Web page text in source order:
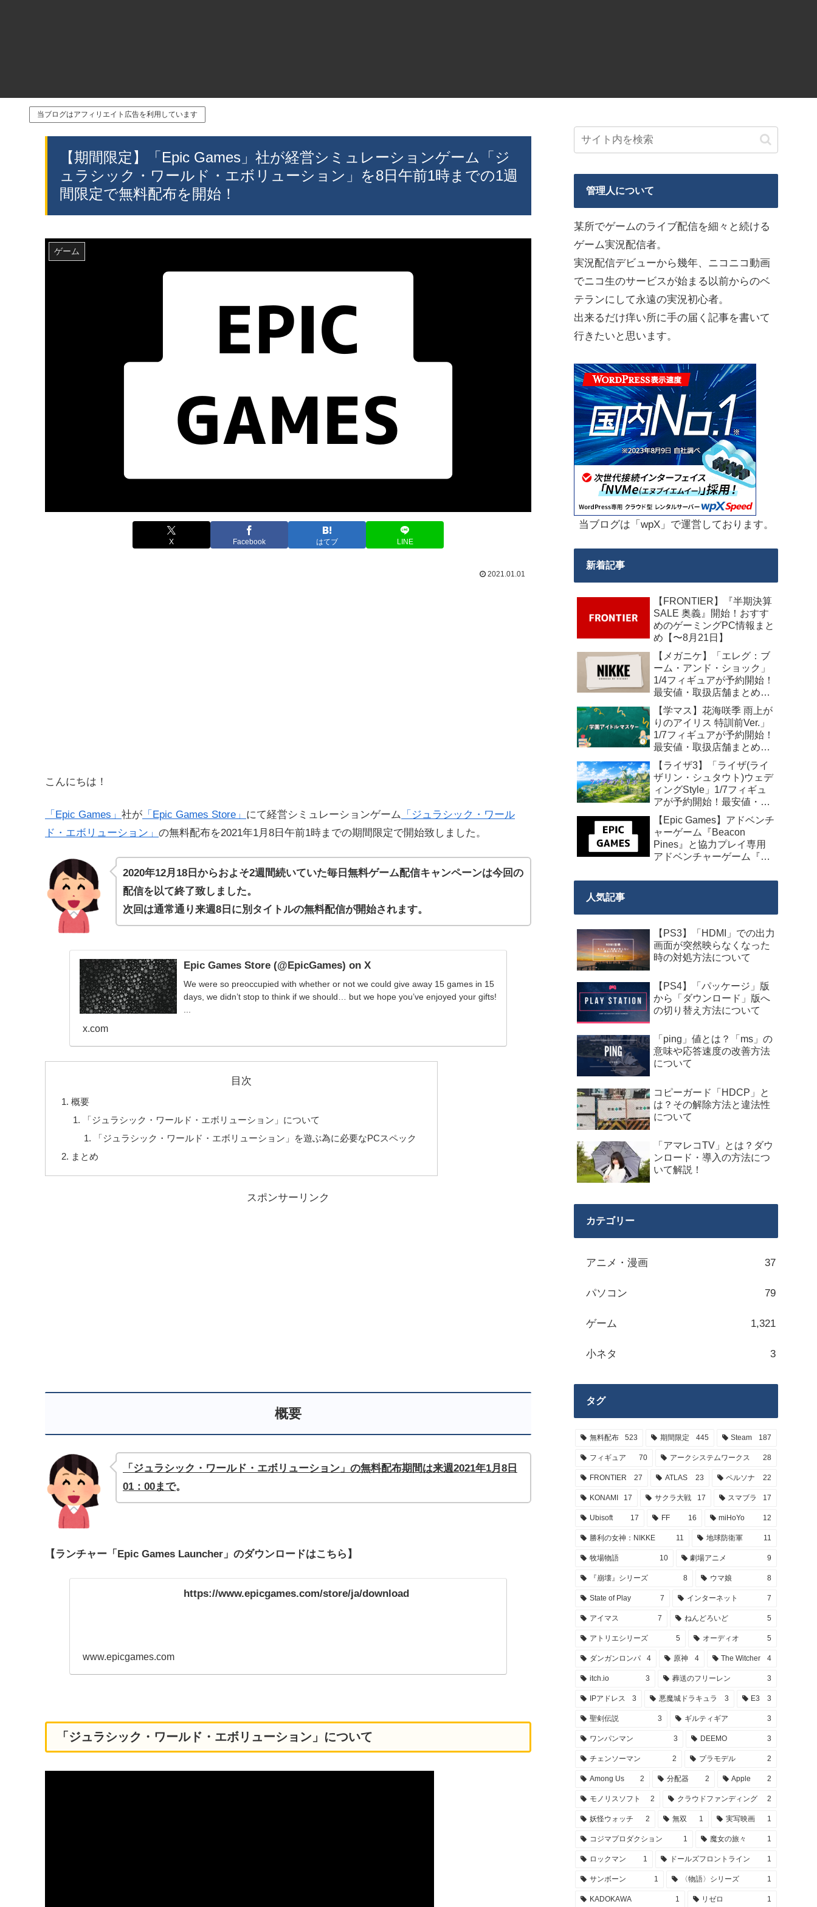
当ブログはアフィリエイト広告を利用しています
【期間限定】「Epic Games」社が経営シミュレーションゲーム「ジ
ュラシック・ワールド・エボリューション」を8日午前1時までの1週
間限定で無料配布を開始！
ゲーム
X Facebook はてブ LINE
2021.01.01
こんにちは！
「Epic Games」 社が 「Epic Games Store」 にて経営シミュレーションゲーム 「ジュラシック・ワール
ド・エボリューション」 の無料配布を2021年1月8日午前1時までの期間限定で開始致しました。
2020年12月18日からおよそ2週間続いていた毎日無料ゲーム配信キャンペーンは今回の
配信を以て終了致しました。
次回は通常通り来週8日に別タイトルの無料配信が開始されます。
Epic Games Store (@EpicGames) on X
We were so preoccupied with whether or not we could give away 15 games in 15
days, we didn’t stop to think if we should… but we hope you’ve enjoyed your gifts!
...
x.com
目次
概要
「ジュラシック・ワールド・エボリューション」について
「ジュラシック・ワールド・エボリューション」を遊ぶ為に必要なPCスペック
まとめ
スポンサーリンク
概要
「ジュラシック・ワールド・エボリューション」の無料配布期間は来週2021年1月8 日
01 ：00まで。
【ランチャー「Epic Games Launcher」のダウンロードはこちら】
https://www.epicgames.com/store/ja/download
www.epicgames.com
「ジュラシック・ワールド・エボリューション」について
管理人について
某所でゲームのライブ配信を細々と続ける
ゲーム実況配信者。
実況配信デビューから幾年、ニコニコ動画
でニコ生のサービスが始まる以前からのベ
テランにして永遠の実況初心者。
出来るだけ痒い所に手の届く記事を書いて
行きたいと思います。
当ブログは「wpX」で運営しております。
新着記事
【FRONTIER】『半期決算
SALE 奥義』開始！おすす
めのゲーミングPC情報まと
め【〜8月21日】
【メガニケ】「エレグ：ブ
ーム・アンド・ショック」
1/4フィギュアが予約開始！
最安値・取扱店舗まとめ
【2027年10月発売】
【学マス】花海咲季 雨上が
りのアイリス 特訓前Ver.」
1/7フィギュアが予約開始！
最安値・取扱店舗まとめ
【2027年4月発売】
【ライザ3】「ライザ(ライ
ザリン・シュタウト)ウェデ
ィングStyle」1/7フィギュ
アが予約開始！最安値・取
扱店舗まとめ【2027年4月
発売】
【Epic Games】アドベンチ
ャーゲーム『Beacon
Pines』と協力プレイ専用
アドベンチャーゲーム『We
料配布が来週2026年8月14
人気記事
【PS3】「HDMI」での出力
画面が突然映らなくなった
時の対処方法について
【PS4】「パッケージ」版
から「ダウンロード」版へ
の切り替え方法について
「ping」値とは？「ms」の
意味や応答速度の改善方法
について
コピーガード「HDCP」と
は？その解除方法と違法性
について
「アマレコTV」とは？ダウ
ンロード・導入の方法につ
いて解説！
カテゴリー
アニメ・漫画 37
パソコン 79
ゲーム 1,321
小ネタ 3
タグ
無料配布 523 期間限定 445 Steam 187
フィギュア 70 アークシステムワークス 28
FRONTIER 27 ATLAS 23 ペルソナ 22
KONAMI 17 サクラ大戦 17 スマブラ 17
Ubisoft 17 FF 16 miHoYo 12
勝利の女神：NIKKE 11 地球防衛軍 11
牧場物語 10 劇場アニメ 9
『崩壊』シリーズ 8 ウマ娘 8
State of Play 7 インターネット 7
アイマス 7 ねんどろいど 5
アトリエシリーズ 5 オーディオ 5
ダンガンロンパ 4 原神 4 The Witcher 4
itch.io 3 葬送のフリーレン 3
IPアドレス 3 悪魔城ドラキュラ 3 E3 3
聖剣伝説 3 ギルティギア 3
ワンパンマン 3 DEEMO 3
チェンソーマン 2 プラモデル 2
Among Us 2 分配器 2 Apple 2
モノリスソフト 2 クラウドファンディング 2
妖怪ウォッチ 2 無双 1 実写映画 1
コジマプロダクション 1 魔女の旅々 1
ロックマン 1 ドールズフロントライン 1
サンボーン 1 〈物語〉シリーズ 1
KADOKAWA 1 リゼロ 1